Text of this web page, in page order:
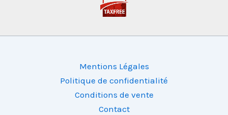
Mentions Légales
Politique de confidentialité
Conditions de vente
Contact